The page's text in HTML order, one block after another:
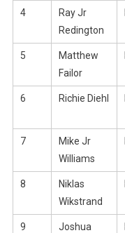
4
Ray Jr
Redington
5
Matthew
Failor
6 Richie Diehl
7
Mike Jr
Williams
8
Niklas
Wikstrand
9
Joshua